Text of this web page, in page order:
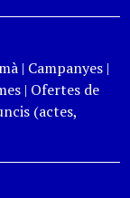
| Campanyes|
| Ofertes de
(actes,